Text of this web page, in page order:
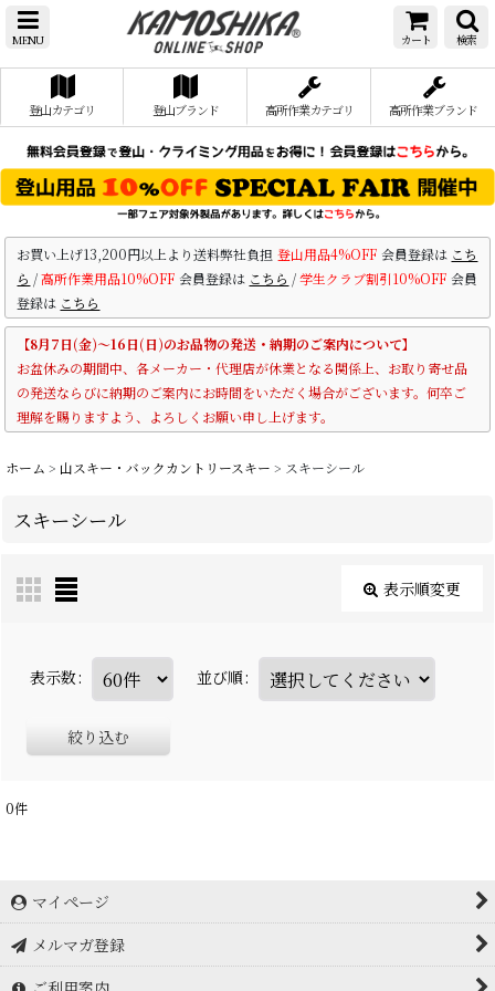
MENU カート 検索
登山カテゴリ 登山ブランド 高所作業カテゴリ 高所作業ブランド
お買い上げ13,200円以上より送料弊社負担 登山用品4%OFF 会員登録は こち
ら /高所作業用品10%OFF 会員登録は こちら /学生クラブ割引10%OFF 会員
登録は こちら
【8月7日(金)～16日(日)のお品物の発送・納期のご案内について】
お盆休みの期間中、各メーカー・代理店が休業となる関係上、お取り寄せ品
の発送ならびに納期のご案内にお時間をいただく場合がございます。何卒ご
理解を賜りますよう、よろしくお願い申し上げます。
ホーム > 山スキー・バックカントリースキー > スキーシール
スキーシール
表示順変更
表示数: 並び順:
絞り込む
0件
マイページ
メルマガ登録